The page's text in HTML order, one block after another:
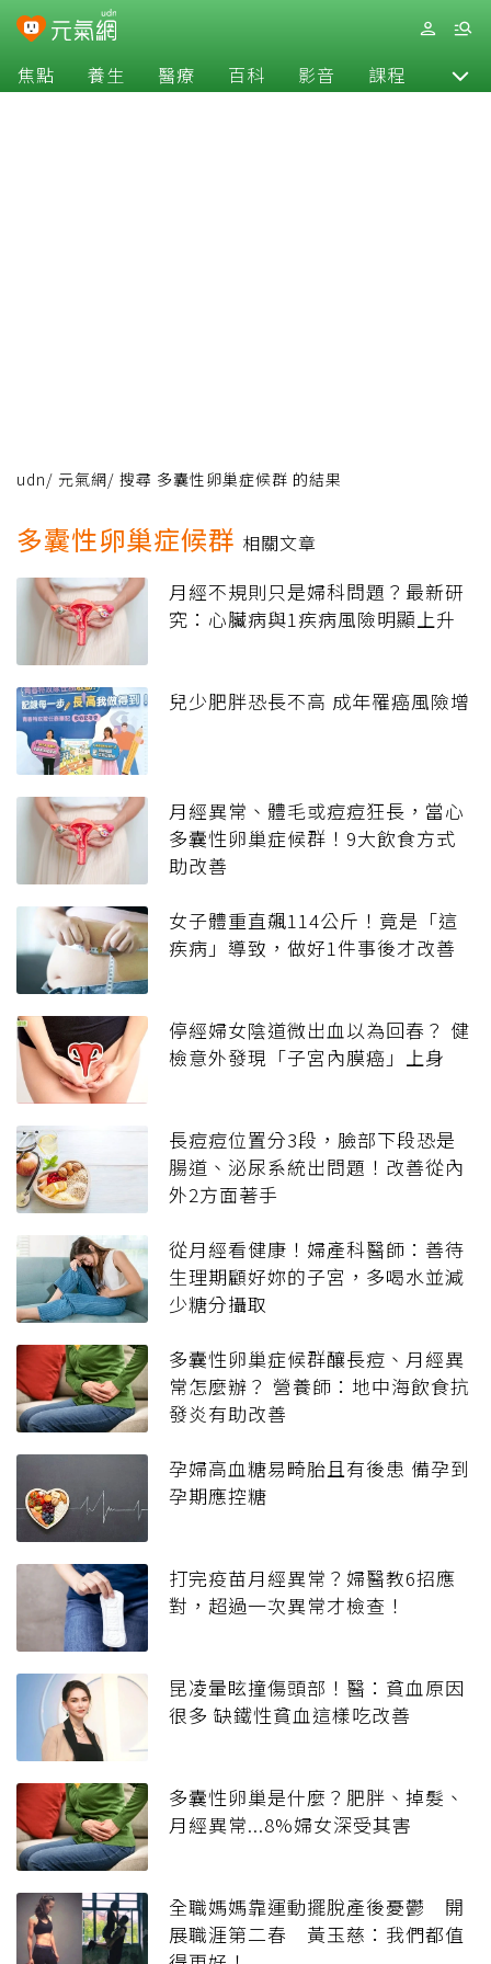
焦點 養生 醫療 百科 影音 課程 退休
udn/ 元氣網/ 搜尋 多囊性卵巢症候群 的結果
多囊性卵巢症候群 相關文章
月經不規則只是婦科問題？最新研
究：心臟病與1疾病風險明顯上升
兒少肥胖恐長不高 成年罹癌風險增
月經異常、體毛或痘痘狂長，當心
多囊性卵巢症候群！9大飲食方式
助改善
女子體重直飆114公斤！竟是「這
疾病」導致，做好1件事後才改善
停經婦女陰道微出血以為回春？ 健
檢意外發現「子宮內膜癌」上身
長痘痘位置分3段，臉部下段恐是
腸道、泌尿系統出問題！改善從內
外2方面著手
從月經看健康！婦產科醫師：善待
生理期顧好妳的子宮，多喝水並減
少糖分攝取
多囊性卵巢症候群釀長痘、月經異
常怎麼辦？ 營養師：地中海飲食抗
發炎有助改善
孕婦高血糖易畸胎且有後患 備孕到
孕期應控糖
打完疫苗月經異常？婦醫教6招應
對，超過一次異常才檢查！
昆凌暈眩撞傷頭部！醫：貧血原因
很多 缺鐵性貧血這樣吃改善
多囊性卵巢是什麼？肥胖、掉髮、
月經異常...8%婦女深受其害
全職媽媽靠運動擺脫產後憂鬱 開
展職涯第二春 黃玉慈：我們都值